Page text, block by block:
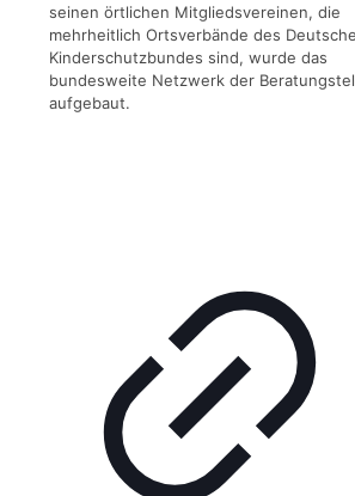
seinen örtlichen Mitgliedsvereinen, die
mehrheitlich Ortsverbände des
Kinderschutzbundes sind, wurde das
bundesweite Netzwerk der
aufgebaut.